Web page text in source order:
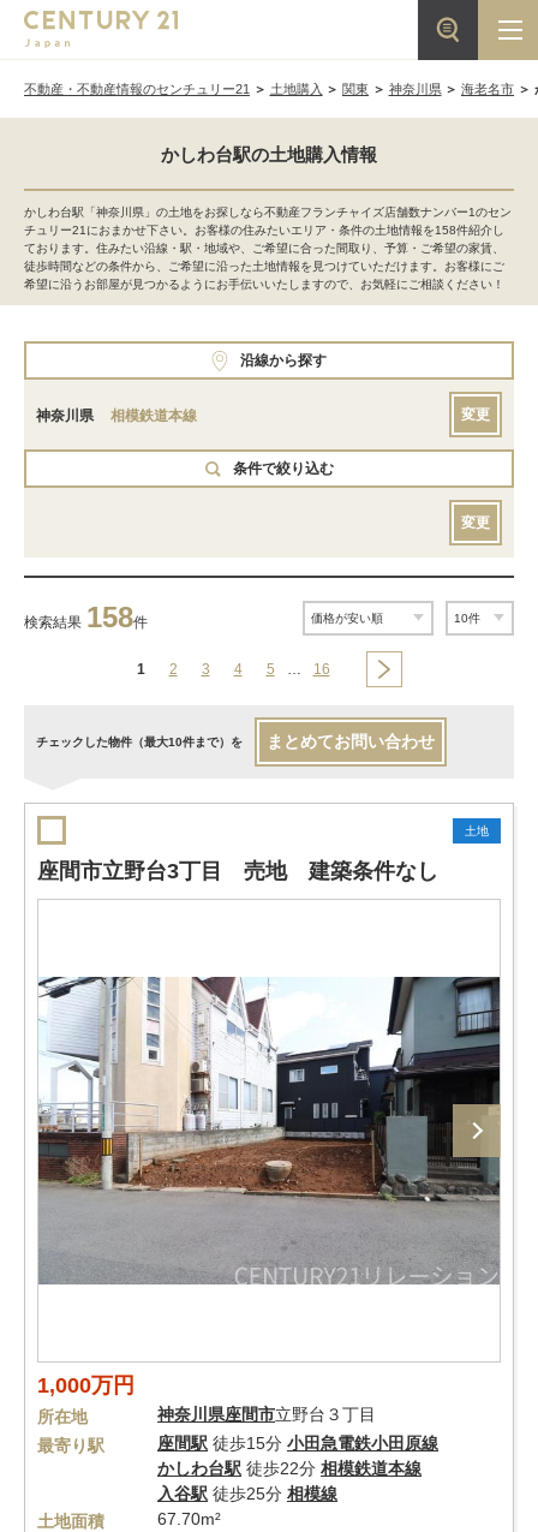
不動産・不動産情報のセンチュリー21 土地購入 関東 神奈川県 海老名市
かしわ台駅の土地購入情報
かしわ台駅「神奈川県」の土地をお探しなら不動産フランチャイズ店舗数ナンバー1のセン
チュリー21におまかせ下さい。お客様の住みたいエリア・条件の土地情報を158件紹介し
ております。住みたい沿線・駅・地域や、ご希望に合った間取り、予算・ご希望の家賃、
徒歩時間などの条件から、ご希望に沿った土地情報を見つけていただけます。お客様にご
希望に沿うお部屋が見つかるようにお手伝いいたしますので、お気軽にご相談ください！
沿線から探す
神奈川県 相模鉄道本線 変更
条件で絞り込む
変更
検索結果 158件
1 2 3 4 5 … 16
チェックした物件（最大10件まで）を まとめてお問い合わせ
土地
座間市立野台3丁目 売地 建築条件なし
1,000万円
所在地 神奈川県座間市立野台３丁目
最寄り駅
座間駅 徒歩15分 小田急電鉄小田原線
かしわ台駅 徒歩22分 相模鉄道本線
入谷駅 徒歩25分 相模線
土地面積
67.70m²